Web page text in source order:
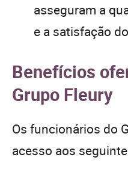
asseguram a
e a satisfação
Benefícios
Grupo Fleury
Os funcionários do
acesso aos